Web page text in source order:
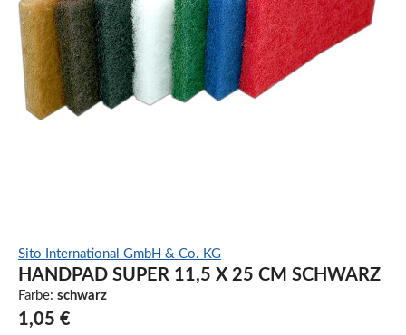
Sito International GmbH & Co. KG
HANDPAD SUPER 11,5 X 25 CM SCHWARZ
Farbe: schwarz
1,05 €